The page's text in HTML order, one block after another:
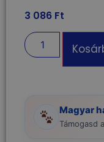
3 086 Ft
Magyar
Támogasd